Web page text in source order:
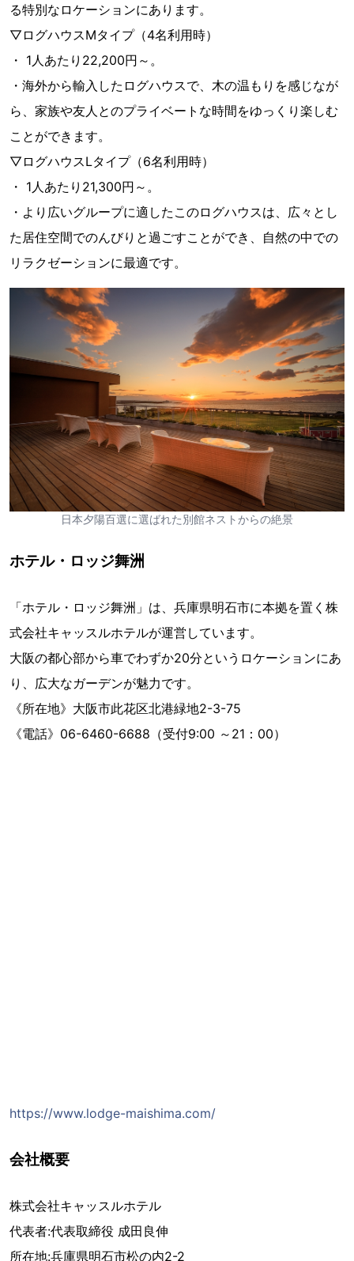
る特別なロケーションにあります。
▽ログハウスMタイプ（4名利用時）
・ 1人あたり22,200円～。
・海外から輸入したログハウスで、木の温もりを感じなが
ら、家族や友人とのプライベートな時間をゆっくり楽しむ
ことができます。
▽ログハウスLタイプ（6名利用時）
・ 1人あたり21,300円～。
・より広いグループに適したこのログハウスは、広々とし
た居住空間でのんびりと過ごすことができ、自然の中での
リラクゼーションに最適です。
日本夕陽百選に選ばれた別館ネストからの絶景
ホテル・ロッジ舞洲
「ホテル・ロッジ舞洲」は、兵庫県明石市に本拠を置く株
式会社キャッスルホテルが運営しています。
大阪の都心部から車でわずか20分というロケーションにあ
り、広大なガーデンが魅力です。
《所在地》大阪市此花区北港緑地2-3-75
《電話》06-6460-6688（受付9:00 ～21：00）
https://www.lodge-maishima.com/
会社概要
株式会社キャッスルホテル
代表者:代表取締役 成田良伸
所在地:兵庫県明石市松の内2-2